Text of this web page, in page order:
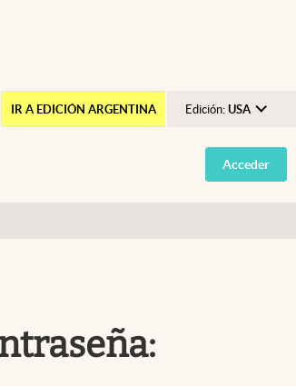
IR A EDICIÓN ARGENTINA Edición: USA
Argentina
España
Acceder